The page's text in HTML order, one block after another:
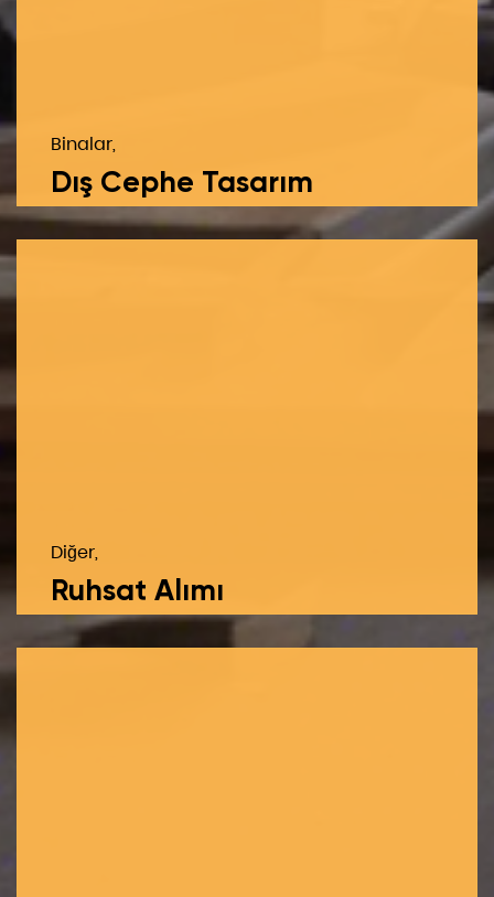
Binalar,
Dış Cephe Tasarım
Diğer,
Ruhsat Alımı